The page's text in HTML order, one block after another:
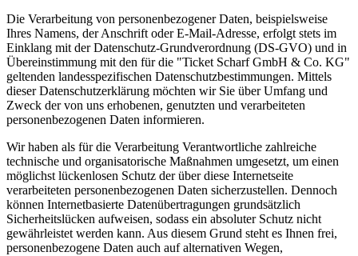
Die Verarbeitung von personenbezogener Daten, beispielsweise
Ihres Namens, der Anschrift oder E-Mail-Adresse, erfolgt stets im
Einklang mit der Datenschutz-Grundverordnung (DS-GVO) und in
Übereinstimmung mit den für die "Ticket Scharf GmbH & Co. KG"
geltenden landesspezifischen Datenschutzbestimmungen. Mittels
dieser Datenschutzerklärung möchten wir Sie über Umfang und
Zweck der von uns erhobenen, genutzten und verarbeiteten
personenbezogenen Daten informieren.
Wir haben als für die Verarbeitung Verantwortliche zahlreiche
technische und organisatorische Maßnahmen umgesetzt, um einen
möglichst lückenlosen Schutz der über diese Internetseite
verarbeiteten personenbezogenen Daten sicherzustellen. Dennoch
können Internetbasierte Datenübertragungen grundsätzlich
Sicherheitslücken aufweisen, sodass ein absoluter Schutz nicht
gewährleistet werden kann. Aus diesem Grund steht es Ihnen frei,
personenbezogene Daten auch auf alternativen Wegen,